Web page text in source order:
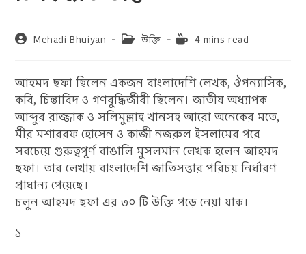
PostMehadi Bhuiyan
Postউক্তি
Reading4 mins read
আহমদ ছফা ছিলেন একজন বাংলাদেশি লেখক, ঔপন্যাসিক,
কবি, চিন্তাবিদ ও গণবুদ্ধিজীবী ছিলেন। জাতীয় অধ্যাপক
আব্দুর রাজ্জাক ও সলিমুল্লাহ খানসহ আরো অনেকের মতে,
মীর মশাররফ হোসেন ও কাজী নজরুল ইসলামের পরে
সবচেয়ে গুরুত্বপূর্ণ বাঙালি মুসলমান লেখক হলেন আহমদ
ছফা। তার লেখায় বাংলাদেশি জাতিসত্তার পরিচয় নির্ধারণ
প্রাধান্য পেয়েছে।
চলুন আহমদ ছফা এর ৩০ টি উক্তি পড়ে নেয়া যাক।
১